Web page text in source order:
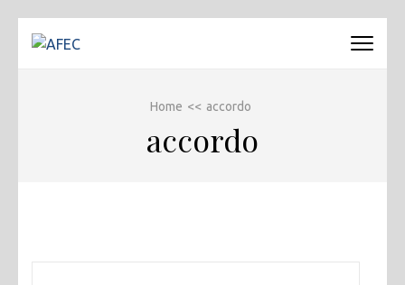
Home << accordo
accordo